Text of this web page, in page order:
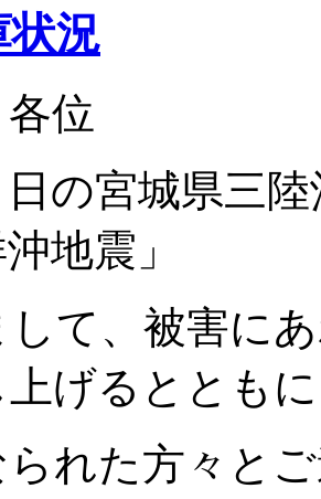
状況
位
日の宮城県三
地震」
して、被害に
げるととも
れた方々と